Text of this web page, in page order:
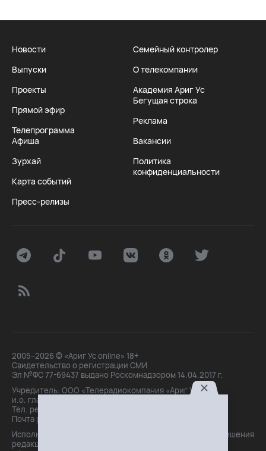
Новости
Выпуски
Проекты
Прямой эфир
Телепрограмма
Афиша
Зурхай
Карта событий
Пресс-релизы
Семейный контролер
О телекомпании
Академия Ариг Ус
Бегущая строка
Реклама
Вакансии
Политика
конфиденциальности
2005–2026 © «Ариг Ус online» 18+
Свидетельство о регистрации СМИ
Эл №ФС 77-69437 выдано Роскомнадзором 14.04.2017 г.
Учредитель: ООО «Телерадиокомпания «Ариг Ус»,
и.о. главного редактора: Маханова О.Б.
Тел. peдakции: +7(3012)21-30-14,
Почта peдakции: editor@arigus.tv
Использование материалов только с письменного разрешения
редакции. При цитировании прямая активная ссылка на